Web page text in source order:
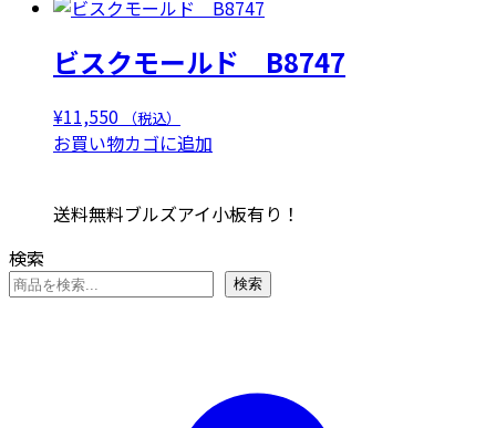
ビスクモールド B8747
¥11,550 （税込）
お買い物カゴに追加
送料無料ブルズアイ小板有り！
検索
検索